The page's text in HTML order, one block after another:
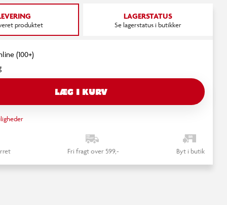
produktet
LAGERSTATUS
Se lagerstatus i butikker
(100+)
LÆG I KURV
Fri fragt over 599,- Byt i butik